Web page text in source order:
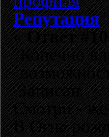
Репутация
«Ответ
Конечно
Записан
Смотри -
В Огне